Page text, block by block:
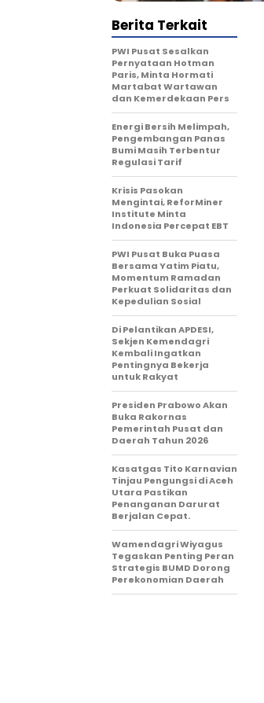
Berita Terkait
PWI Pusat Sesalkan
Pernyataan Hotman
Paris, Minta Hormati
Martabat Wartawan
dan Kemerdekaan Pers
Energi Bersih Melimpah,
Pengembangan Panas
Bumi Masih Terbentur
Regulasi Tarif
Krisis Pasokan
Mengintai, ReforMiner
Institute Minta
Indonesia Percepat EBT
PWI Pusat Buka Puasa
Bersama Yatim Piatu,
Momentum Ramadan
Perkuat Solidaritas dan
Kepedulian Sosial
Di Pelantikan APDESI,
Sekjen Kemendagri
Kembali Ingatkan
Pentingnya Bekerja
untuk Rakyat
Presiden Prabowo Akan
Buka Rakornas
Pemerintah Pusat dan
Daerah Tahun 2026
Kasatgas Tito Karnavian
Tinjau Pengungsi di Aceh
Utara Pastikan
Penanganan Darurat
Berjalan Cepat.
Wamendagri Wiyagus
Tegaskan Penting Peran
Strategis BUMD Dorong
Perekonomian Daerah